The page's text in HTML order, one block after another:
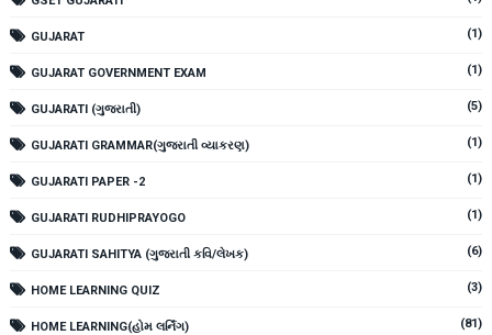
GUJARAT (1)
GUJARAT GOVERNMENT EXAM (1)
GUJARATI (ગુજરાતી) (5)
GUJARATI GRAMMAR(ગુજરાતી વ્યાકરણ) (1)
GUJARATI PAPER -2 (1)
GUJARATI RUDHIPRAYOGO (1)
GUJARATI SAHITYA (ગુજરાતી કવિ/લેખક) (6)
HOME LEARNING QUIZ (3)
HOME LEARNING(હોમ લર્નિંગ) (81)